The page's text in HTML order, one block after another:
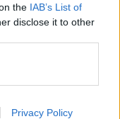
the IAB’s List of
disclose it to other
Privacy Policy